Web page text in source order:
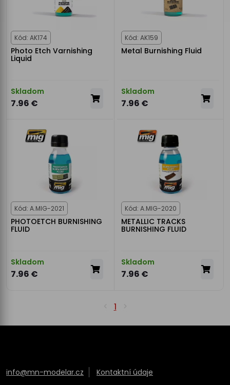
Kód: AK174
Photo Etch Varnishing
Liquid
Skladom
7.96 €
Kód: AK159
Metal Burnishing Fluid
Skladom
7.96 €
Kód: A.MIG-2021
PHOTOETCH BURNISHING
FLUID
Skladom
7.96 €
Kód: A.MIG-2020
METALLIC TRACKS
BURNISHING FLUID
Skladom
7.96 €
1
info@mn-modelar.cz Kontaktní údaje